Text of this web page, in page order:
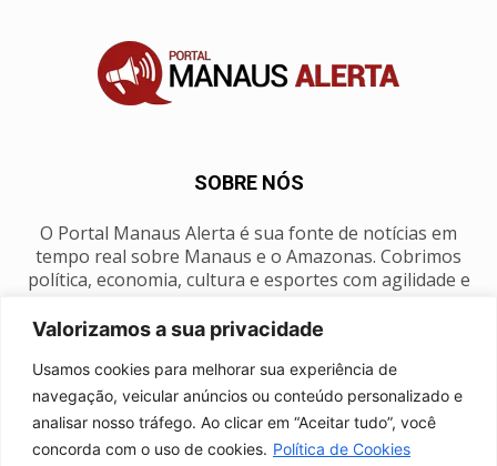
Valorizamos a sua privacidade
Usamos cookies para melhorar sua experiência de
navegação, veicular anúncios ou conteúdo personalizado e
analisar nosso tráfego. Ao clicar em “Aceitar tudo”, você
concorda com o uso de cookies. Política de Cookies
SOBRE NÓS
O Portal Manaus Alerta é sua fonte de notícias em
tempo real sobre Manaus e o Amazonas. Cobrimos
política, economia, cultura e esportes com agilidade e
SIGA-NOS